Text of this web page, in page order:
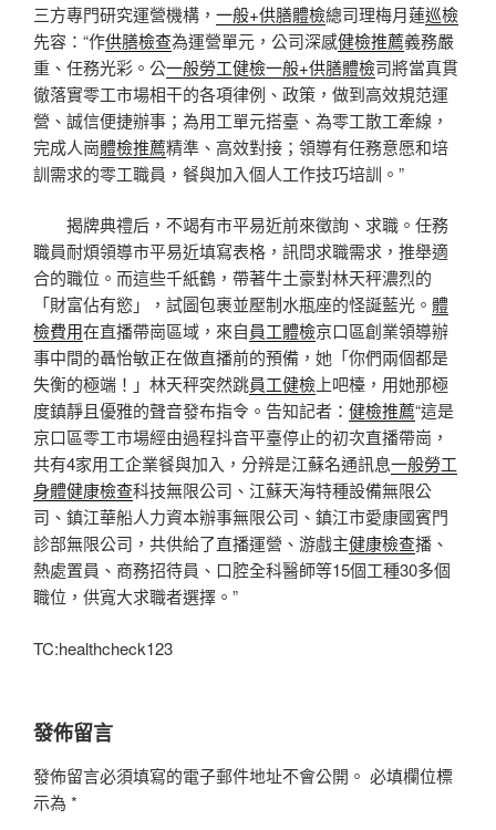
三方專門研究運營機構， 一般+供膳體檢總司理梅月蓮巡檢
先容：“作供膳檢查為運營單元，公司深感健檢推薦義務嚴
重、任務光彩。公一般勞工健檢一般+供膳體檢司將當真貫
徹落實零工市場相干的各項律例、政策，做到高效規范運
營、誠信便捷辦事；為用工單元搭臺、為零工散工牽線，
完成人崗體檢推薦精準、高效對接；領導有任務意愿和培
訓需求的零工職員，餐與加入個人工作技巧培訓。”
揭牌典禮后，不竭有市平易近前來徵詢、求職。任務
職員耐煩領導市平易近填寫表格，訊問求職需求，推舉適
合的職位。而這些千紙鶴，帶著牛土豪對林天秤濃烈的
「財富佔有慾」，試圖包裹並壓制水瓶座的怪誕藍光。 體
檢費用在直播帶崗區域，來自員工體檢京口區創業領導辦
事中間的聶怡敏正在做直播前的預備，她「你們兩個都是
失衡的極端！」林天秤突然跳員工健檢 上吧檯，用她那極
度鎮靜且優雅的聲音發布指令。告知記者： 健檢推薦“這是
京口區零工市場經由過程抖音平臺停止的初次直播帶崗，
共有4家用工企業餐與加入，分辨是江蘇名通訊息一般勞工
身體健康檢查科技無限公司、江蘇天海特種設備無限公
司、鎮江華船人力資本辦事無限公司、鎮江市愛康國賓門
診部無限公司，共供給了直播運營、游戲主健康檢查播、
熱處置員、商務招待員、口腔全科醫師等15個工種30多個
職位，供寬大求職者選擇。”
TC:healthcheck123
發佈留言
發佈留言必須填寫的電子郵件地址不會公開。 必填欄位標
示為 *